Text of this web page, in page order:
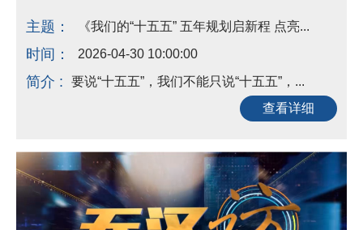
主题： 《我们的“十五五” 五年规划启新程 点亮...
时间： 2026-04-30 10:00:00
简介 :
要说“十五五”，我们不能只说“十五五”，...
查看详细